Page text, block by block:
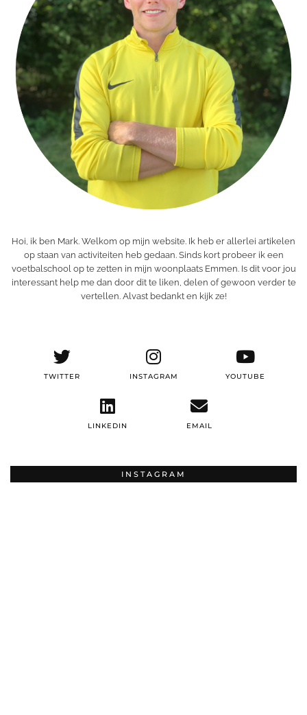
Hoi, ik ben Mark. Welkom op mijn website. Ik heb er allerlei artikelen
op staan van activiteiten heb gedaan. Sinds kort probeer ik een
voetbalschool op te zetten in mijn woonplaats Emmen. Is dit voor jou
interessant help me dan door dit te liken, delen of gewoon verder te
vertellen. Alvast bedankt en kijk ze!
TWITTER INSTAGRAM YOUTUBE
LINKEDIN EMAIL
INSTAGRAM